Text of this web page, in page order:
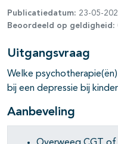
Publicatiedatum: 23-05-
Beoordeeld op geldigheid:
Uitgangsvraag
Welke
bij een depressie bij
Aanbeveling